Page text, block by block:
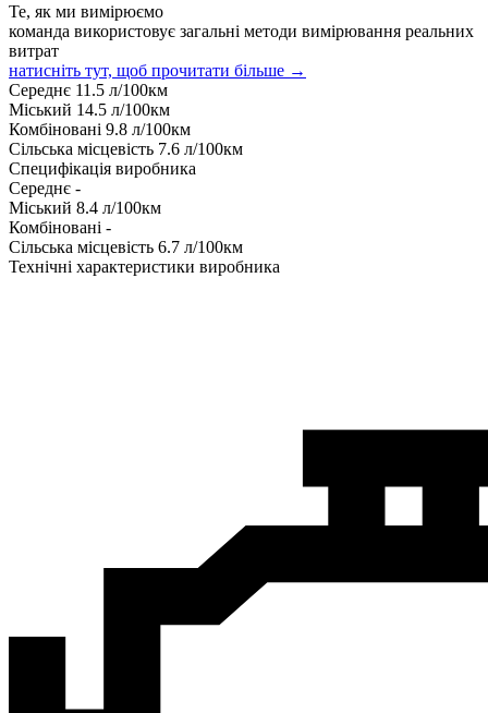
Те, як ми вимірюємо
команда використовує загальні методи вимірювання реальних
витрат
натисніть тут, щоб прочитати більше →
Середнє 11.5 л/100км
Міський 14.5 л/100км
Комбіновані 9.8 л/100км
Сільська місцевість 7.6 л/100км
Специфікація виробника
Середнє -
Міський 8.4 л/100км
Комбіновані -
Сільська місцевість 6.7 л/100км
Технічні характеристики виробника